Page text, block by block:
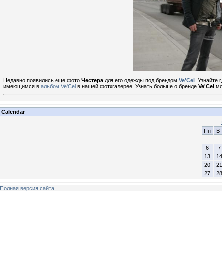
Недавно появились еще фото Честера для его одежды под брендом Ve'Cel . Узнайте
имеющимся в альбом Ve'Cel в нашей фотогалерее. Узнать больше о бренде Ve'Cel
Calendar
Пн
Вт
6
7
13
14
20
21
27
28
Полная версия сайта